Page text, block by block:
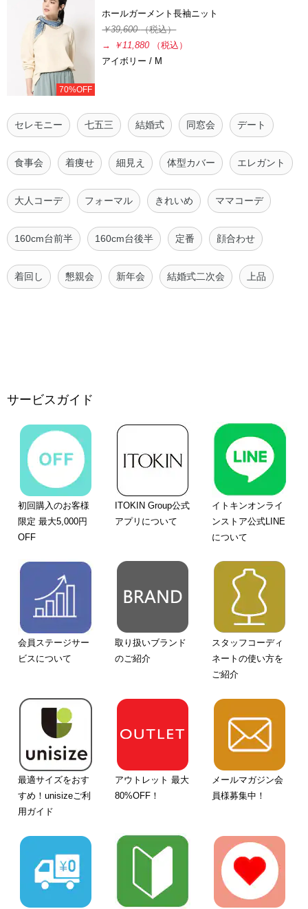
70%OFF
ホールガーメント長袖ニット
￥39,600（税込）
→
￥11,880
（税込）
アイボリー / M
セレモニー 七五三 結婚式 同窓会 デート
食事会 着痩せ 細見え 体型カバー エレガント
大人コーデ フォーマル きれいめ ママコーデ
160cm台前半 160cm台後半 定番 顔合わせ
着回し 懇親会 新年会 結婚式二次会 上品
サービスガイド
初回購入のお客様
限定 最大5,000円
OFF
ITOKIN Group公式
アプリについて
イトキンオンライ
ンストア公式LINE
について
会員ステージサー
ビスについて
取り扱いブランド
のご紹介
スタッフコーディ
ネートの使い方を
ご紹介
最適サイズをおす
すめ！unisizeご利
用ガイド
アウトレット 最大
80%OFF！
メールマガジン会
員様募集中！